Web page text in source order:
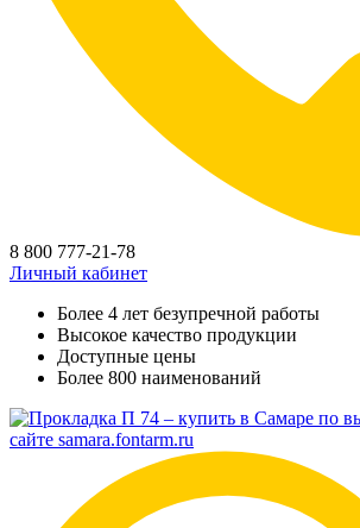
8 800 777-21-78
Личный кабинет
Более 4 лет безупречной работы
Высокое качество продукции
Доступные цены
Более 800 наименований